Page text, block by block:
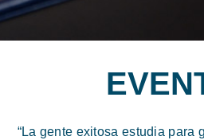
“La gente exitosa estudia para